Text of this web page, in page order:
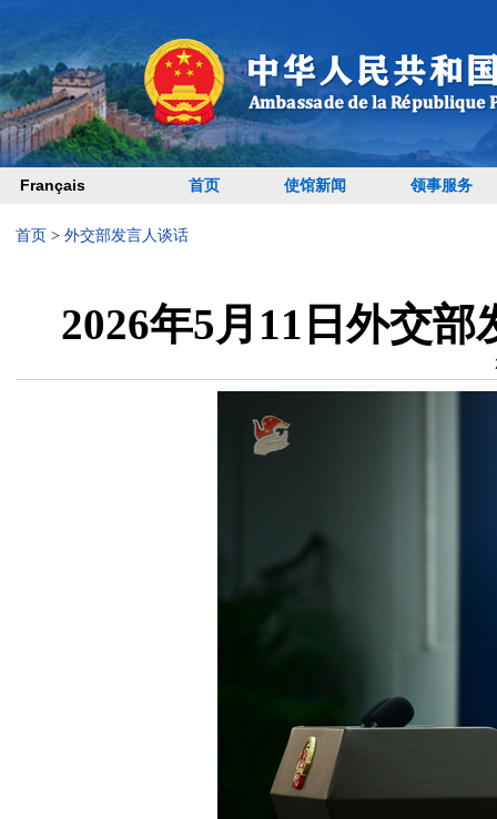
Français 首页 使馆新闻 领事服务
首页 > 外交部发言人谈话
2026年5月11日外交